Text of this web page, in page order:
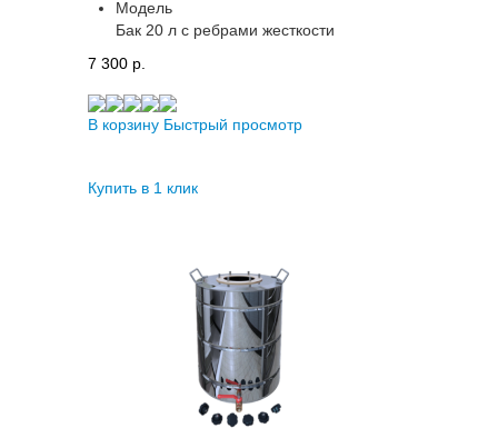
Модель
Бак 20 л с ребрами жесткости
7 300 p.
В корзину Быстрый просмотр
Купить в 1 клик